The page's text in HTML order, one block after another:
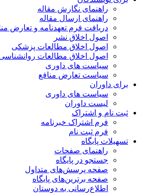
راهنمای نگارش مقاله
راهنمای ارسال مقاله
دریافت فرم تعهدنامه و تعارض
اصول اخلاق نشر
اصول اخلاق مطالعات پزشکی
اصول اخلاق مطالعات روانشناسی
سیاست های داوری
سیاست تعارض منافع
برای داوران
سیاست های داوری
لیست داوران
ثبت نام و اشتراک
فرم اشتراک خبرنامه
فرم ثبت نام
تسهیلات پایگاه
راهنمای صفحات
جستجو در پایگاه
صفحه پرسش‌های متداول
صفحه برترین‌های پایگاه
اطلاع‌رسانی به دوستان